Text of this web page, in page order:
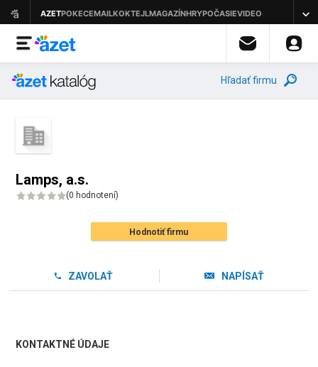
Hľadať firmu
Lamps, a.s.
(0 hodnotení)
Hodnotiť firmu
ZAVOLAŤ NAPÍSAŤ
KONTAKTNÉ ÚDAJE